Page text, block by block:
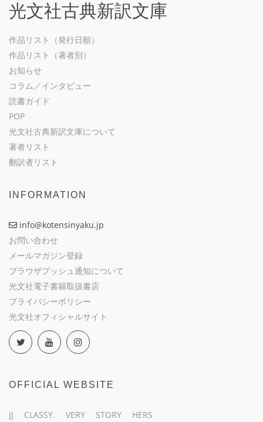
光文社古典新訳文庫
作品リスト（発行日順）
作品リスト（著者別）
お知らせ
コラム／インタビュー
読書ガイド
POP
光文社古典新訳文庫について
著者リスト
翻訳者リスト
INFORMATION
info@kotensinyaku.jp
お問い合わせ
メールマガジン登録
ブラウザプッシュ通知について
光文社電子書籍取扱書店
プライバシーポリシー
光文社オフィシャルサイト
OFFICIAL WEBSITE
JJ CLASSY. VERY STORY HERS